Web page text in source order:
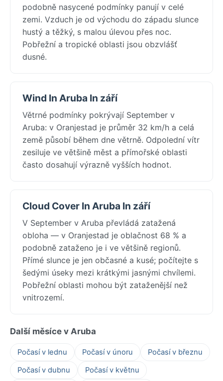
podobně nasycené podmínky panují v celé
zemi. Vzduch je od východu do západu slunce
hustý a těžký, s malou úlevou přes noc.
Pobřežní a tropické oblasti jsou obzvlášť
dusné.
Wind In Aruba In září
Větrné podmínky pokrývají September v
Aruba: v Oranjestad je průměr 32 km/h a celá
země působí během dne větrně. Odpolední vítr
zesiluje ve většině měst a přímořské oblasti
často dosahují výrazně vyšších hodnot.
Cloud Cover In Aruba In září
V September v Aruba převládá zatažená
obloha — v Oranjestad je oblačnost 68 % a
podobně zataženo je i ve většině regionů.
Přímé slunce je jen občasné a kusé; počítejte s
šedými úseky mezi krátkými jasnými chvílemi.
Pobřežní oblasti mohou být zataženější než
vnitrozemí.
Další měsíce v Aruba
Počasí v lednu Počasí v únoru
Počasí v březnu
Počasí v dubnu
Počasí v květnu